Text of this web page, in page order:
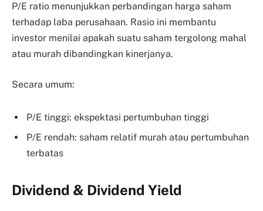
P/E ratio menunjukkan perbandingan harga saham
terhadap laba perusahaan. Rasio ini membantu
investor menilai apakah suatu saham tergolong mahal
atau murah dibandingkan kinerjanya.
Secara umum:
P/E tinggi: ekspektasi pertumbuhan tinggi
P/E rendah: saham relatif murah atau pertumbuhan
terbatas
Dividend & Dividend Yield